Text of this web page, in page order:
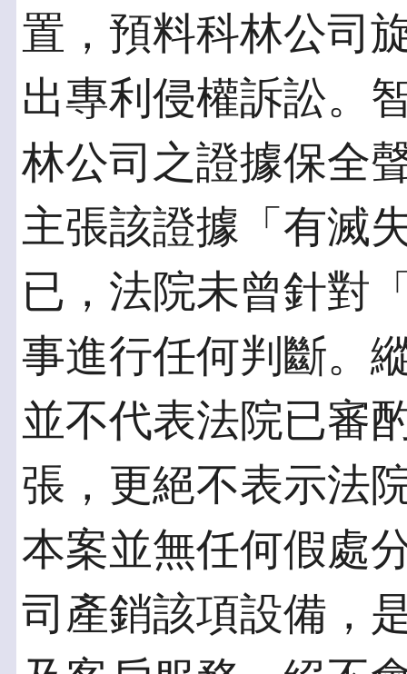
置，預料科林公司
出專利侵權訴訟。
林公司之證據保全
主張該證據「有滅
已，法院未曾針對
事進行任何判斷。
並不代表法院已審
張，更絕不表示法
本案並無任何假處
司產銷該項設備，